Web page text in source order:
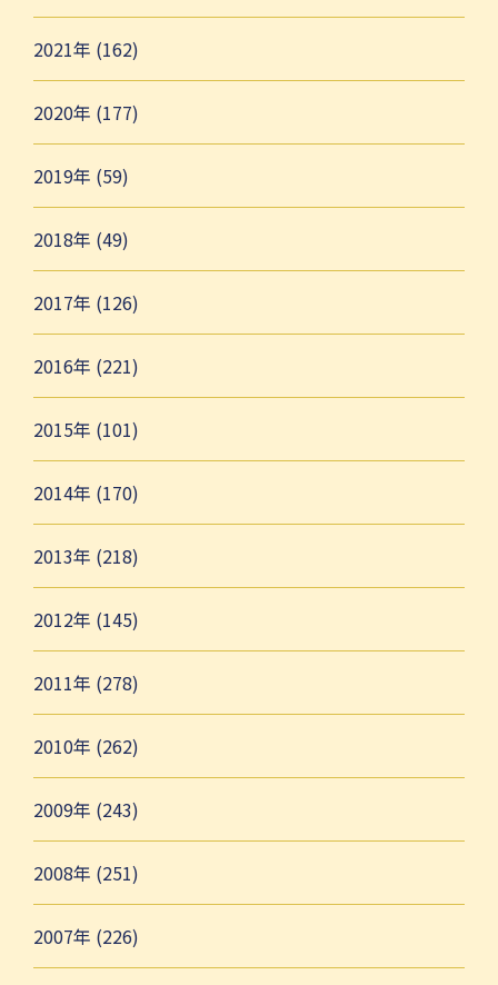
2021年 (162)
2020年 (177)
2019年 (59)
2018年 (49)
2017年 (126)
2016年 (221)
2015年 (101)
2014年 (170)
2013年 (218)
2012年 (145)
2011年 (278)
2010年 (262)
2009年 (243)
2008年 (251)
2007年 (226)